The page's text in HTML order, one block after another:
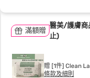
滿額贈
醫美/護膚商
止)
贈 [1件] Clean
條款及細則